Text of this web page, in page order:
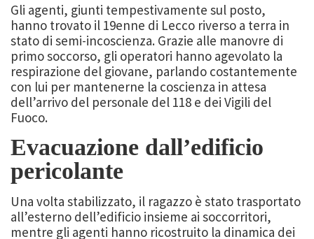
Gli agenti, giunti tempestivamente sul posto,
hanno trovato il 19enne di Lecco riverso a terra in
stato di semi-incoscienza. Grazie alle manovre di
primo soccorso, gli operatori hanno agevolato la
respirazione del giovane, parlando costantemente
con lui per mantenerne la coscienza in attesa
dell’arrivo del personale del 118 e dei Vigili del
Fuoco.
Evacuazione dall’edificio
pericolante
Una volta stabilizzato, il ragazzo è stato trasportato
all’esterno dell’edificio insieme ai soccorritori,
mentre gli agenti hanno ricostruito la dinamica dei